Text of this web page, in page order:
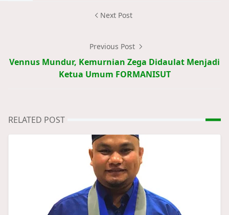
Next Post
Previous Post
Vennus Mundur, Kemurnian Zega Didaulat Menjadi
Ketua Umum FORMANISUT
RELATED POST